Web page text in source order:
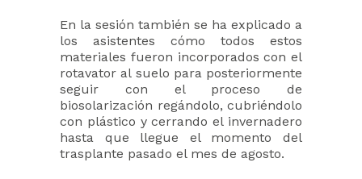
En la sesión también se ha explicado a
los asistentes cómo todos estos
materiales fueron incorporados con el
rotavator al suelo para posteriormente
seguir con el proceso de
biosolarización regándolo, cubriéndolo
con plástico y cerrando el invernadero
hasta que llegue el momento del
trasplante pasado el mes de agosto.